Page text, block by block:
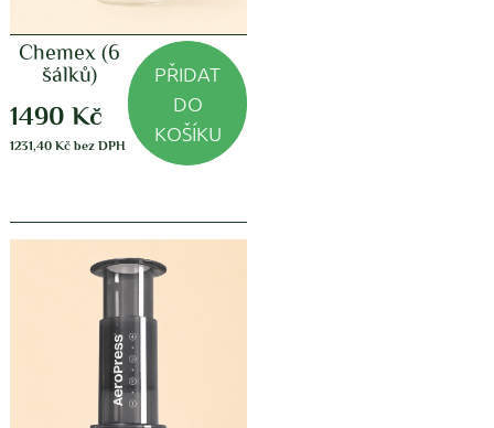
Chemex (6
šálků)
1490 Kč
1231,40 Kčbez DPH
PŘIDAT
DO
KOŠÍKU